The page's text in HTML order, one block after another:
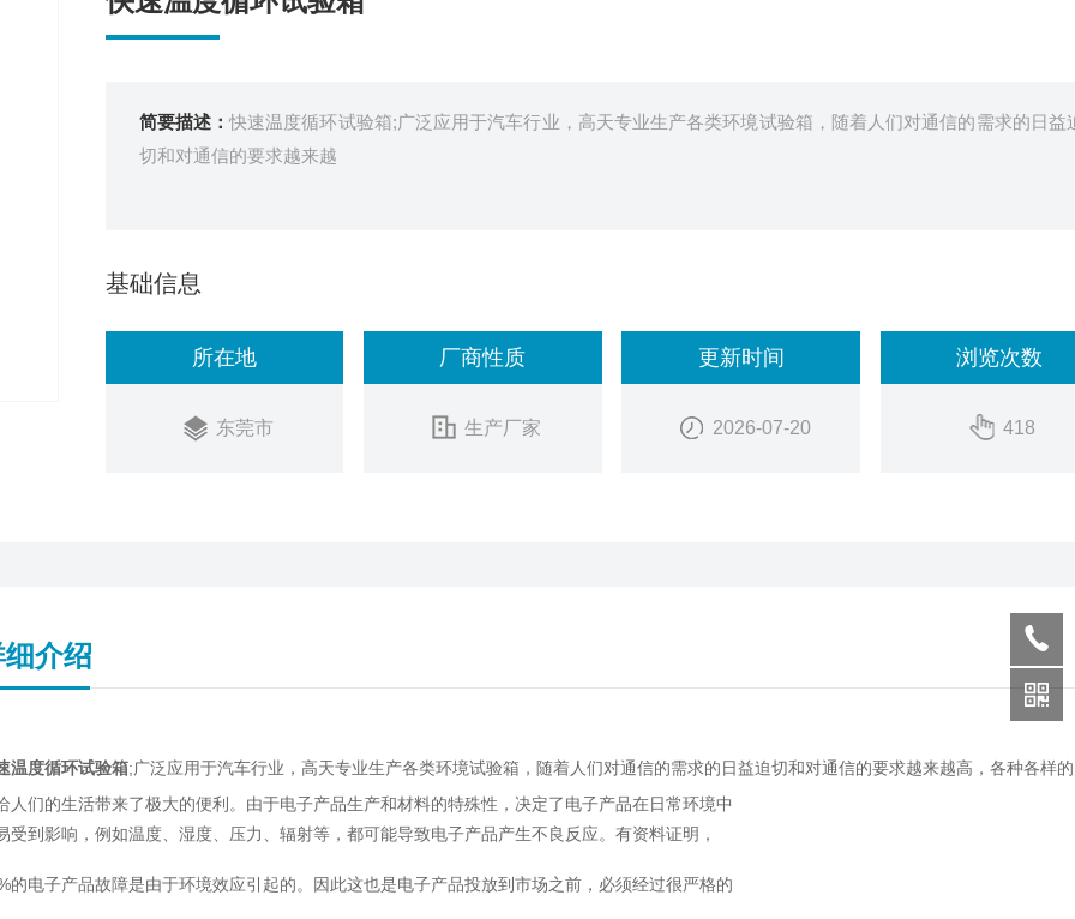
简要描述： 快速温度循环试验箱;广泛应用于汽车行业，高天专业生产各类环境试验箱，随着人们对通信的需求的日益
切和对通信的要求越来越
基础信息
所在地
东莞市
厂商性质
生产厂家
更新时间
2026-07-20
浏览次数
418
介绍
温度循环试验箱;广泛应用于汽车行业，高天专业生产各类环境试验箱，随着人们对通信的需求的日益迫切和对通信的要求越来越高，各种各样
人们的生活带来了极大的便利。由于电子产品生产和材料的特殊性，决定了电子产品在日常环境中
受到影响，例如温度、湿度、压力、辐射等，都可能导致电子产品产生不良反应。有资料证明，
的电子产品故障是由于环境效应引起的。因此这也是电子产品投放到市场之前，必须经过很严格的